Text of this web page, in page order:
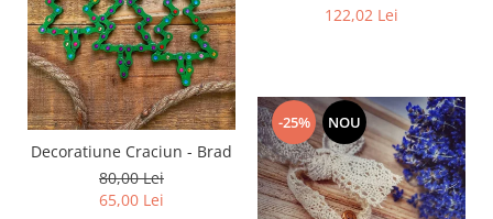
122,02 Lei
Decoratiune Craciun - Brad
80,00 Lei
65,00 Lei
-25% NOU